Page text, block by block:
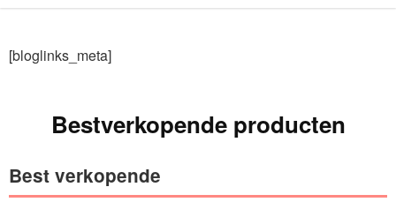
[bloglinks_meta]
Bestverkopende producten
Best verkopende